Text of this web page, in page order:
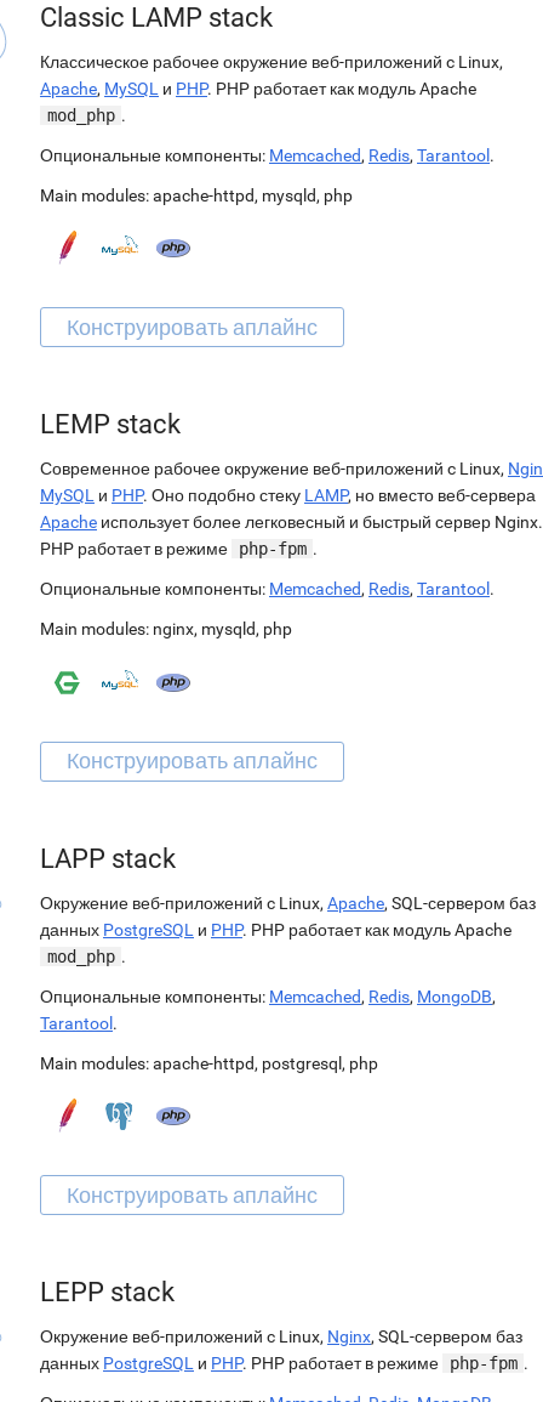
Classic LAMP stack
Классическое рабочее окружение веб-приложений c Linux,
Apache, MySQL и PHP. PHP работает как модуль Apache
mod_php .
Опциональные компоненты: Memcached, Redis, Tarantool.
Main modules:apache-httpd, mysqld, php
LEMP stack
Современное рабочее окружение веб-приложений c Linux,
MySQL и PHP. Оно подобно стеку LAMP, но вместо веб-сервера
Apache использует более легковесный и быстрый сервер Nginx.
PHP работает в режиме
php-fpm .
Опциональные компоненты: Memcached, Redis, Tarantool .
Main modules: nginx, mysqld, php
LAPP stack
Окружение веб-приложений c Linux, Apache, SQL-сервером баз
данных PostgreSQL и PHP. PHP работает как модуль Apache
mod_php .
Опциональные компоненты: Memcached, Redis, MongoDB,
Tarantool.
Main modules:apache-httpd, postgresql, php
LEPP stack
Окружение веб-приложений c Linux, Nginx, SQL-сервером баз
данных PostgreSQL и PHP. PHP работает в режиме php-fpm .